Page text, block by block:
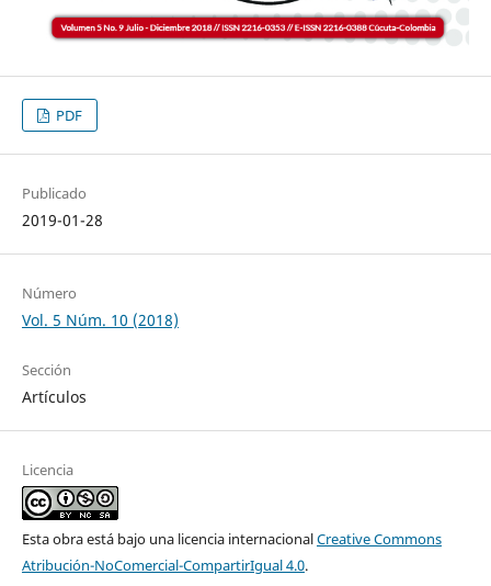
PDF
Publicado
2019-01-28
Número
Vol. 5 Núm. 10 (2018)
Sección
Artículos
Licencia
Esta obra está bajo una licencia internacionalCreative Commons
Atribución-NoComercial-CompartirIgual 4.0.